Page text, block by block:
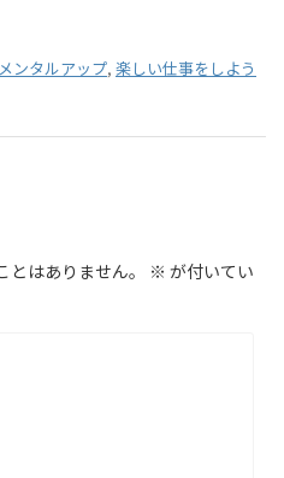
メンタルアップ, 楽しい仕事をしよう
はありません。 ※ が付いてい